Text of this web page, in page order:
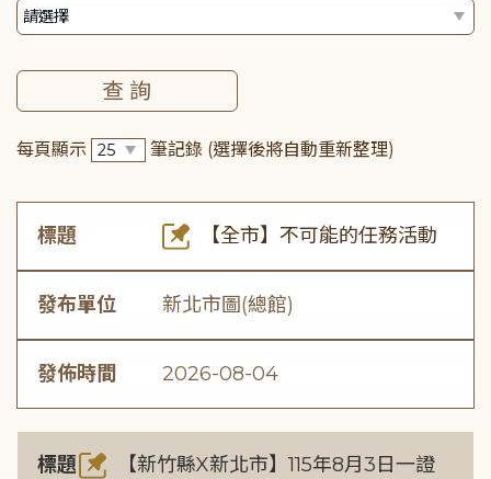
每頁顯示 筆記錄 (選擇後將自動重新整理)
標題 【全市】不可能的任務活動
發布單位 新北市圖(總館)
發佈時間 2026-08-04
標題
【新竹縣X新北市】115年8月3日一證